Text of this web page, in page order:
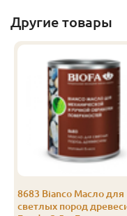
Другие товары
8683 Bianco Масло для
светлых пород